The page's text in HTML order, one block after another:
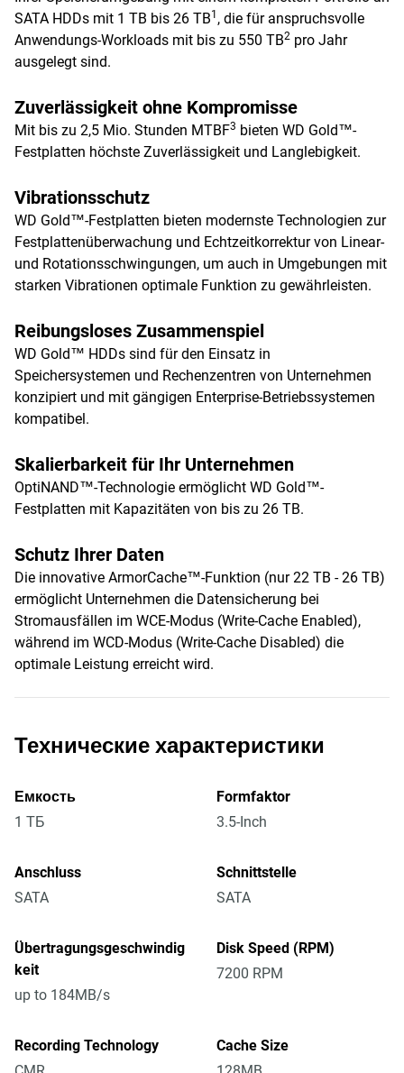
SATA HDDs mit 1 TB bis 26 TB1 , die für anspruchsvolle
Anwendungs-Workloads mit bis zu 550 TB2 pro Jahr
ausgelegt sind.
Zuverlässigkeit ohne Kompromisse
Mit bis zu 2,5 Mio. Stunden MTBF3 bieten WD Gold™-
Festplatten höchste Zuverlässigkeit und Langlebigkeit.
Vibrationsschutz
WD Gold™-Festplatten bieten modernste Technologien zur
Festplattenüberwachung und Echtzeitkorrektur von Linear-
und Rotationsschwingungen, um auch in Umgebungen mit
starken Vibrationen optimale Funktion zu gewährleisten.
Reibungsloses Zusammenspiel
WD Gold™ HDDs sind für den Einsatz in
Speichersystemen und Rechenzentren von Unternehmen
konzipiert und mit gängigen Enterprise-Betriebssystemen
kompatibel.
Skalierbarkeit für Ihr Unternehmen
OptiNAND™-Technologie ermöglicht WD Gold™-
Festplatten mit Kapazitäten von bis zu 26 TB.
Schutz Ihrer Daten
Die innovative ArmorCache™-Funktion (nur 22 TB - 26 TB)
ermöglicht Unternehmen die Datensicherung bei
Stromausfällen im WCE-Modus (Write-Cache Enabled),
während im WCD-Modus (Write-Cache Disabled) die
optimale Leistung erreicht wird.
Технические характеристики
Емкость
1 ТБ
Formfaktor
3.5-Inch
Anschluss
SATA
Schnittstelle
SATA
Übertragungsgeschwindig
keit
up to 184MB/s
Disk Speed (RPM)
7200 RPM
Recording Technology
Cache Size